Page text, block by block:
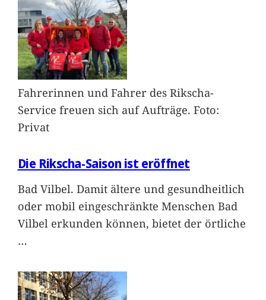
Fahrerinnen und Fahrer des Rikscha-
Service freuen sich auf Aufträge. Foto:
Privat
Die Rikscha-Saison ist eröffnet
Bad Vilbel. Damit ältere und gesundheitlich
oder mobil eingeschränkte Menschen Bad
Vilbel erkunden können, bietet der örtliche
…